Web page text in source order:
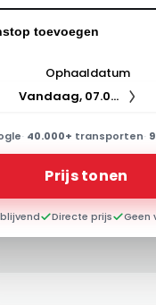
toevoegen
Ophaaldatum
Vandaag, 07.08.26
· 40.000+ transporten·
Prijs tonen
Directe prijs Geen